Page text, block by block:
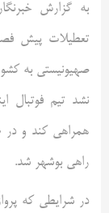
به گزارش
تعطیلات پیش
صهیونیستی به
نشد تیم فوتبال
همراهی کند و در
راهی بوشهر شد.
در شرایطی که